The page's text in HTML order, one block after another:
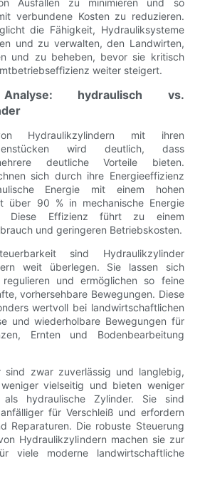
Ausfällen zu minimieren und so
verbundene Kosten zu reduzieren.
die Fähigkeit, Hydrauliksysteme
und zu verwalten, den Landwirten,
und zu beheben, bevor sie kritisch
weiter steigert.
Analyse: hydraulisch vs.
Hydraulikzylindern mit ihren
wird deutlich, dass
deutliche Vorteile bieten.
sich durch ihre Energieeffizienz
Energie mit einem hohen
über 90 % in mechanische Energie
Diese Effizienz führt zu einem
und geringeren Betriebskosten.
sind Hydraulikzylinder
weit überlegen. Sie lassen sich
und ermöglichen so feine
vorhersehbare Bewegungen. Diese
wertvoll bei landwirtschaftlichen
und wiederholbare Bewegungen für
Ernten und Bodenbearbeitung
sind zwar zuverlässig und langlebig,
vielseitig und bieten weniger
hydraulische Zylinder. Sie sind
für Verschleiß und erfordern
Reparaturen. Die robuste Steuerung
Hydraulikzylindern machen sie zur
viele moderne landwirtschaftliche